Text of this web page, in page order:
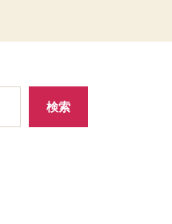
検索